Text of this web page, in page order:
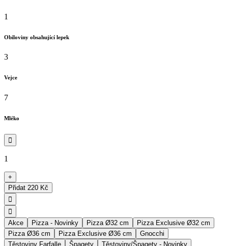
1
Obiloviny obsahující lepek
3
Vejce
7
Mléko

1
+
Přidat 220 Kč


Akce
Pizza - Novinky Pizza Ø32 cm
Pizza Exclusive Ø32 cm
Pizza Ø36 cm
Pizza Exclusive Ø36 cm
Gnocchi
Těstoviny Farfalle
Špagety Těstoviny/Špagety - Novinky